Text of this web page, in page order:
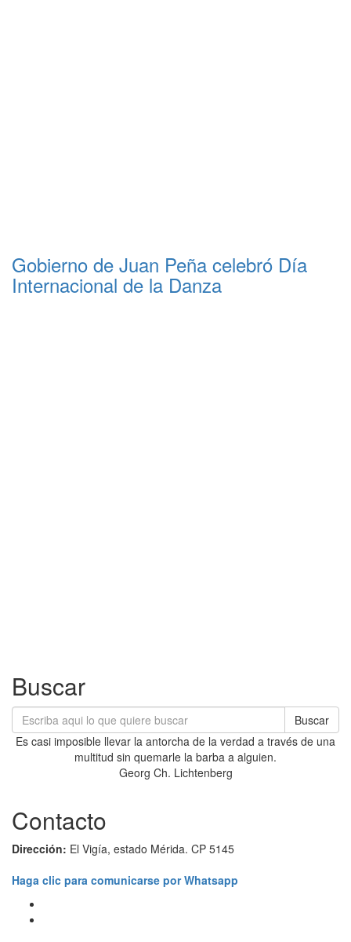
Gobierno de Juan Peña celebró Día
Internacional de la Danza
Buscar
Buscar
Es casi imposible llevar la antorcha de la verdad a través de una
multitud sin quemarle la barba a alguien.
Georg Ch. Lichtenberg
Contacto
Dirección: El Vigía, estado Mérida. CP 5145
Haga clic para comunicarse por Whatsapp